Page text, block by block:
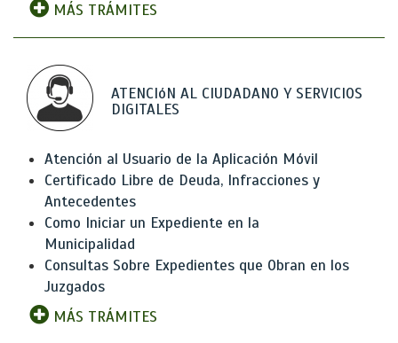
MÁS TRÁMITES
ATENCIóN AL CIUDADANO Y SERVICIOS
DIGITALES
Atención al Usuario de la Aplicación Móvil
Certificado Libre de Deuda, Infracciones y
Antecedentes
Como Iniciar un Expediente en la
Municipalidad
Consultas Sobre Expedientes que Obran en los
Juzgados
MÁS TRÁMITES